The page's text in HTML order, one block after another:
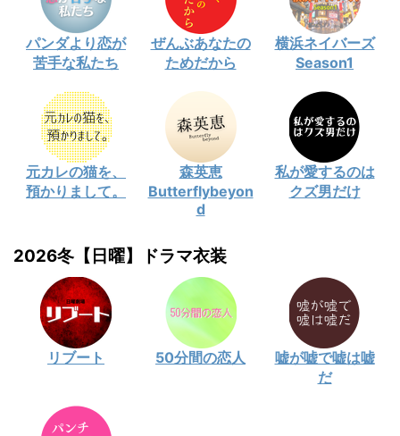
パンダより恋が
苦手な私たち
ぜんぶあなたの
ためだから
横浜ネイバーズ
Season1
元カレの猫を、
預かりまして。
森英恵
Butterflybeyon
d
私が愛するのは
クズ男だけ
2026冬【日曜】ドラマ衣装
リブート 50分間の恋人
嘘が嘘で嘘は嘘
だ